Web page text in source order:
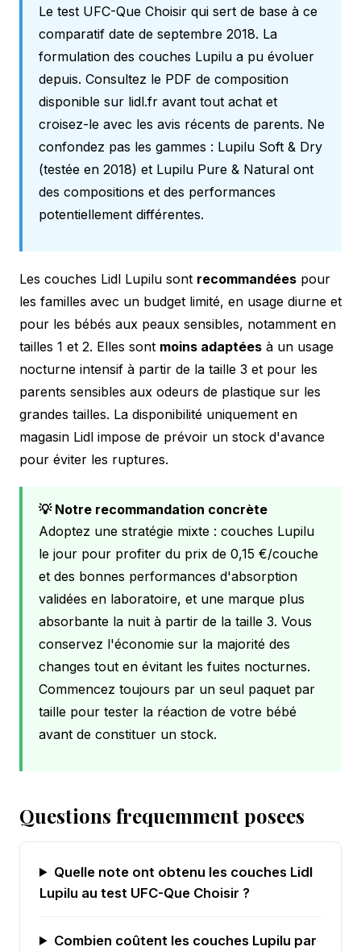
Le test UFC-Que Choisir qui sert de base à ce
comparatif date de septembre 2018. La
formulation des couches Lupilu a pu évoluer
depuis. Consultez le PDF de composition
disponible sur lidl.fr avant tout achat et
croisez-le avec les avis récents de parents. Ne
confondez pas les gammes : Lupilu Soft & Dry
(testée en 2018) et Lupilu Pure & Natural ont
des compositions et des performances
potentiellement différentes.
Les couches Lidl Lupilu sont recommandées pour
les familles avec un budget limité, en usage diurne et
pour les bébés aux peaux sensibles, notamment en
tailles 1 et 2. Elles sont moins adaptées à un usage
nocturne intensif à partir de la taille 3 et pour les
parents sensibles aux odeurs de plastique sur les
grandes tailles. La disponibilité uniquement en
magasin Lidl impose de prévoir un stock d'avance
pour éviter les ruptures.
💡 Notre recommandation concrète
Adoptez une stratégie mixte : couches Lupilu
le jour pour profiter du prix de 0,15 €/couche
et des bonnes performances d'absorption
validées en laboratoire, et une marque plus
absorbante la nuit à partir de la taille 3. Vous
conservez l'économie sur la majorité des
changes tout en évitant les fuites nocturnes.
Commencez toujours par un seul paquet par
taille pour tester la réaction de votre bébé
avant de constituer un stock.
Questions frequemment posees
Quelle note ont obtenu les couches Lidl
Lupilu au test UFC-Que Choisir ?
Combien coûtent les couches Lupilu par